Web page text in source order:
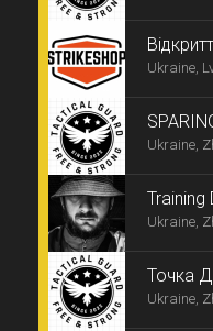
Ukraine,
Ukraine,
Training
Ukraine,
Точка
Ukraine,